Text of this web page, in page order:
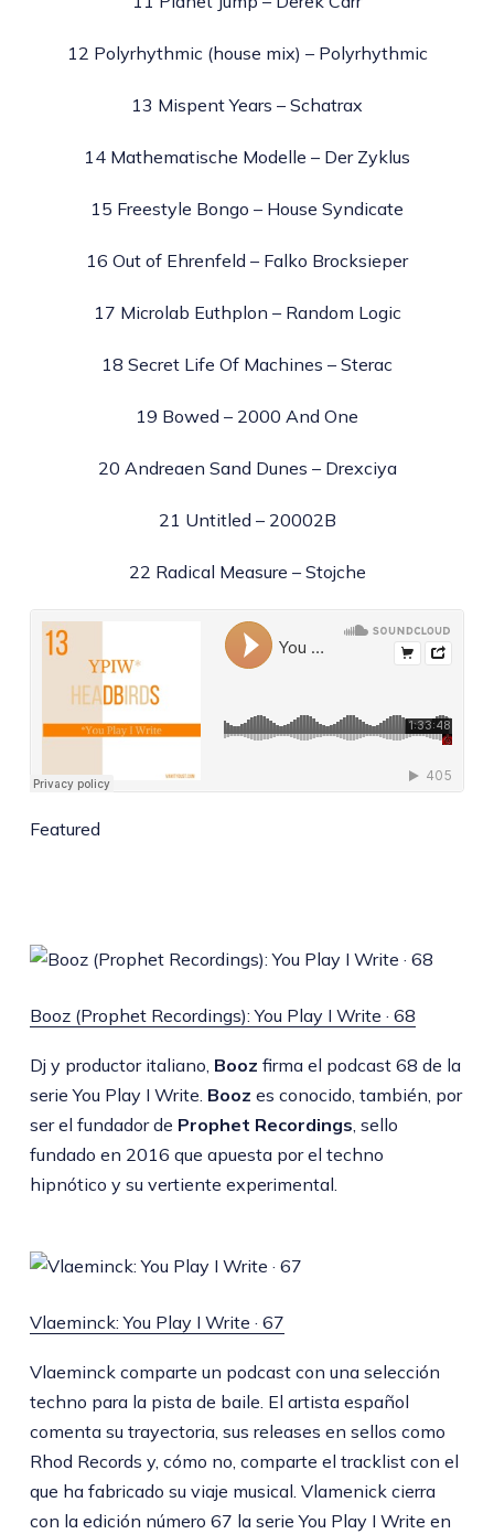
12 Polyrhythmic (house mix) – Polyrhythmic
13 Mispent Years – Schatrax
14 Mathematische Modelle – Der Zyklus
15 Freestyle Bongo – House Syndicate
16 Out of Ehrenfeld – Falko Brocksieper
17 Microlab Euthplon – Random Logic
18 Secret Life Of Machines – Sterac
19 Bowed – 2000 And One
20 Andreaen Sand Dunes – Drexciya
21 Untitled – 20002B
22 Radical Measure – Stojche
Featured
Booz (Prophet Recordings): You Play I Write · 68
Dj y productor italiano, Booz firma el podcast 68 de la
serie You Play I Write. Booz es conocido, también, por
ser el fundador de Prophet Recordings, sello
fundado en 2016 que apuesta por el techno
hipnótico y su vertiente experimental.
Vlaeminck: You Play I Write · 67
Vlaeminck comparte un podcast con una selección
techno para la pista de baile. El artista español
comenta su trayectoria, sus releases en sellos como
Rhod Records y, cómo no, comparte el tracklist con el
que ha fabricado su viaje musical. Vlamenick cierra
con la edición número 67 la serie You Play I Write en